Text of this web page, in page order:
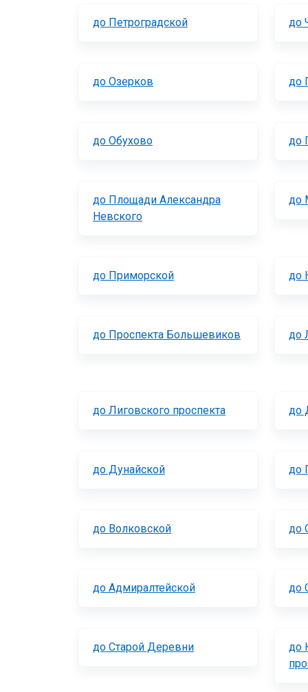
до Петроградской до
до Озерков до
до Обухово до
до Площади Александра
Невского
до
до Приморской до
до Проспекта Большевиков до
до Лиговского проспекта до
до Дунайской до
до Волковской до
до Адмиралтейской до
до Старой Деревни
до